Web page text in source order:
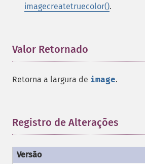
imagecreatetruecolor().
Valor Retornado
Retorna a largura de image.
Registro de Alterações